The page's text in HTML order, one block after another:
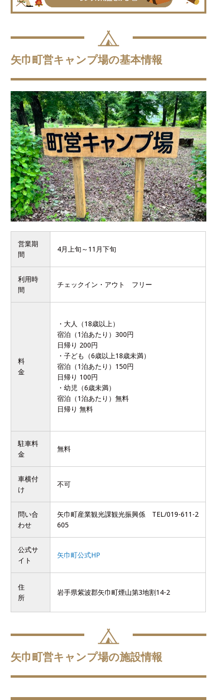
矢巾町営キャンプ場の基本情報
営業期
間
4月上旬～11月下旬
利用時
間
チェックイン・アウト フリー
料
金
・大人（18歳以上）
宿泊（1泊あたり）300円
日帰り 200円
・子ども（6歳以上18歳未満）
宿泊（1泊あたり）150円
日帰り 100円
・幼児（6歳未満）
宿泊（1泊あたり）無料
日帰り 無料
駐車料
金
無料
車横付
け
不可
問い合
わせ
矢巾町産業観光課観光振興係 TEL/019-611-2
605
公式サ
イト
矢巾町公式HP
住
所
岩手県紫波郡矢巾町煙山第3地割14-2
矢巾町営キャンプ場の施設情報